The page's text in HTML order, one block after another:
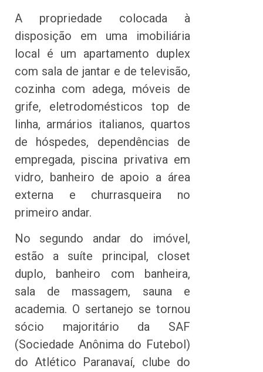
A propriedade colocada à
disposição em uma imobiliária
local é um apartamento duplex
com sala de jantar e de televisão,
cozinha com adega, móveis de
grife, eletrodomésticos top de
linha, armários italianos, quartos
de hóspedes, dependências de
empregada, piscina privativa em
vidro, banheiro de apoio a área
externa e churrasqueira no
primeiro andar.
No segundo andar do imóvel,
estão a suíte principal, closet
duplo, banheiro com banheira,
sala de massagem, sauna e
academia. O sertanejo se tornou
sócio majoritário da SAF
(Sociedade Anônima do Futebol)
do Atlético Paranavaí, clube do